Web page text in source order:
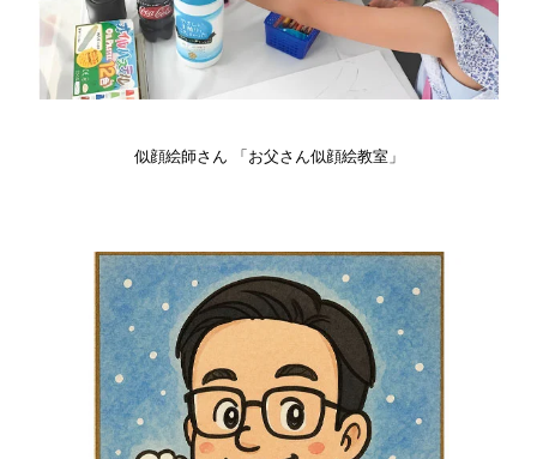
似顔絵師さん 「お父さん似顔絵教室」